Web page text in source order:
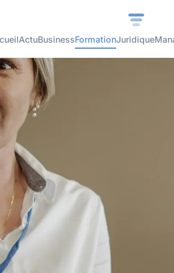
ActuBusinessFormationJuridique